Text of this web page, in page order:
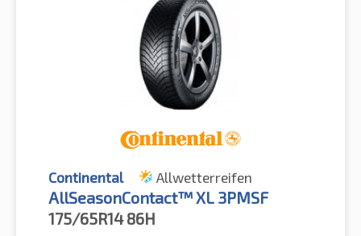
Continental Allwetterreifen
AllSeasonContact™ XL 3PMSF
175/65R14 86H